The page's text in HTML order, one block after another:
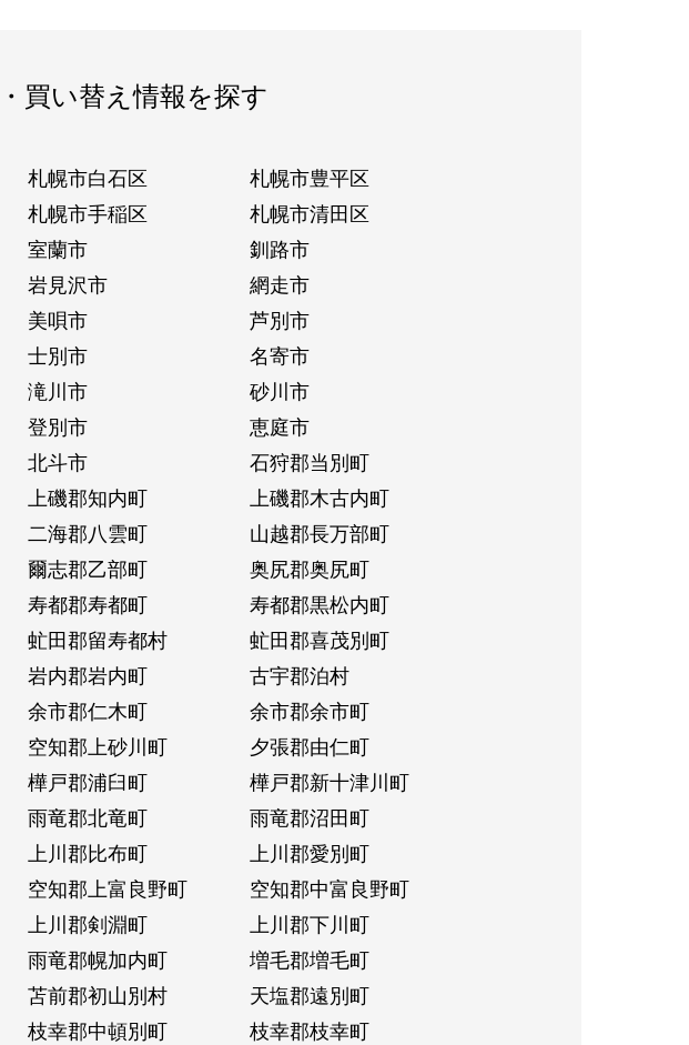
買い替え情報を探す
札幌市白石区
札幌市豊平区
札幌市手稲区
札幌市清田区
室蘭市
釧路市
岩見沢市
網走市
美唄市
芦別市
士別市
名寄市
滝川市
砂川市
登別市
恵庭市
北斗市
石狩郡当別町
上磯郡知内町
上磯郡木古内町
二海郡八雲町
山越郡長万部町
爾志郡乙部町
奥尻郡奥尻町
寿都郡寿都町
寿都郡黒松内町
虻田郡留寿都村
虻田郡喜茂別町
岩内郡岩内町
古宇郡泊村
余市郡仁木町
余市郡余市町
空知郡上砂川町
夕張郡由仁町
樺戸郡浦臼町
樺戸郡新十津川町
雨竜郡北竜町
雨竜郡沼田町
上川郡比布町
上川郡愛別町
空知郡上富良野町
空知郡中富良野町
上川郡剣淵町
上川郡下川町
雨竜郡幌加内町
増毛郡増毛町
苫前郡初山別村
天塩郡遠別町
枝幸郡中頓別町
枝幸郡枝幸町